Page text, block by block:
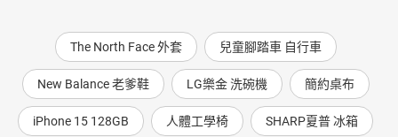
The North Face 外套 兒童腳踏車 自行車
New Balance 老爹鞋 LG樂金 洗碗機 簡約桌布
iPhone 15 128GB 人體工學椅 SHARP夏普 冰箱